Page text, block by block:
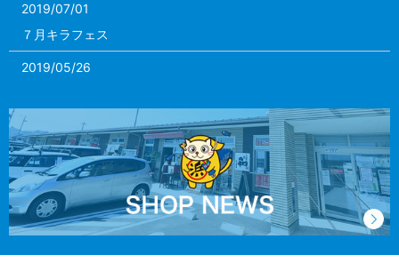
2019/07/01
７月キラフェス
2019/05/26